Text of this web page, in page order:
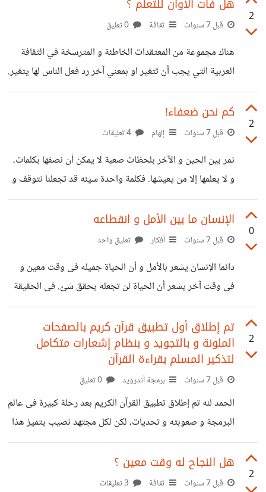
2
هل فات الأوان للتعلم ؟
قبل 7 سنوات ثقافة
هناك مجموعة من المعتقدات الخاطئة و المترسخة في الثقافة
العربية التي يجب أن تتغير او بمعني آخر رد فعل الناس لها يتغير.
لطالما سمعت تلك المقولة التي تستفذني " بعد لما شاب ودوه
للكتاب " التي تعبر عن عدم القدرة علي التعلم لمن تقدم في
العمر. و لقد اتخذ هذه المقولة الكثير من الناس حجة للابتعاد عن
يموت و أن كان بين الأحياء. فإن من اعظم الأمور خطوة
2
كم نحن ضعفاء!
قبل 7 سنوات إلهام
نمر بين الحين و الآخر بلحظات صعبة لا يمكن أن نصفها بكلمات،
و لا يعلمها إلا من يعيشها. فكلمة واحدة سيئه قد تجعلنا نتوقف و
كلمة آخري جيده تجعلنا ننطلق و كأننا نمتلك الدنيا و ما فيها. في
الحقيقة الإنسان بحاجة الي الدعم النفسي اكثر من احتياجه الي
الدعم المادي، و من شدة تفهمي و حاجتي الي الدعم النفسي
جميل يبعث الأمل من جديد. =========== فالأمل هو
الحياة
0
الإنسان ما بين الأمل و انقطاعه
قبل 7 سنوات أفكار تعليق واحد
دائما الإنسان يشعر بالأمل و أن الحياة جميله فى وقت معين و
فى وقت آخر يشعر أن الحياة لن تجعله يحقق شئ. فى الحقيقة
الإنسان فى هذه الحياة سوف يكون بين الأمل و انقطاعه طول
فترة حياته، و لكن المهم كيف تستطيع أن تتعامل مع هذه الحالة
الطبيعية التى تصيب الكثير منا. فى وقت الأمل يستطيع الإنسان
أن ينجز الكثير من الأعمال و المهام التى وكلت اليه، لذلك يجب
اغتنام هذا الوقت جيدا لأنه يعتبر وقت الإنجاز. و فى وقت
2
تم إطلاق أول تطبيق قرآن كريم بالصفحات
الملونة و بالتجويد و بنظام إشعارات متكامل
لتذكير المسلم بقراءة القرآن
قبل 7 سنوات برمجة أندرويد
الحمد لله تم إطلاق تطبيق القرآن الكريم بعد رحلة كبيرة فى عالم
البرمجة و صعوبته و تحديات، لكن لكل مجتهد نصيب يتميز هذا
التطبيق بالآتى:- - صفحات ملونة و بالتجويد - دعاء ختم القرىن
الكريم - نظام إشعارات لإرسال رسائل من الله - سبحة الكترونية و
خاصية صلى على محمد - تصميم جميل و سهل للغاية اتمنى
2
هل النجاح له وقت معين ؟
قبل 7 سنوات ثقافة